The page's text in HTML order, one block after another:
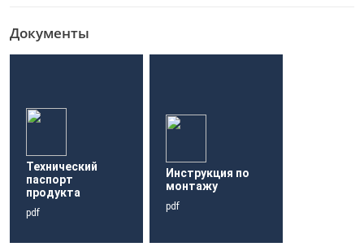
Документы
Технический
паспорт
продукта
pdf
Инструкция по
монтажу
pdf